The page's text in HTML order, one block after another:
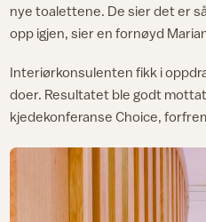
nye toalettene. De sier det er
opp igjen, sier en fornøyd
Interiørkonsulenten fikk i
doer. Resultatet ble godt
kjedekonferanse Choice,